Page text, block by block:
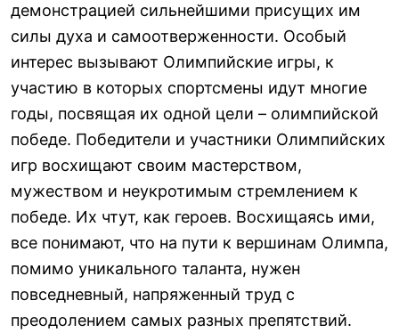
демонстрацией сильнейшими присущих им
силы духа и самоотверженности. Особый
интерес вызывают Олимпийские игры, к
участию в которых спортсмены идут многие
годы, посвящая их одной цели – олимпийской
победе. Победители и участники Олимпийских
игр восхищают своим мастерством,
мужеством и неукротимым стремлением к
победе. Их чтут, как героев. Восхищаясь ими,
все понимают, что на пути к вершинам Олимпа,
помимо уникального таланта, нужен
повседневный, напряженный труд с
преодолением самых разных препятствий.